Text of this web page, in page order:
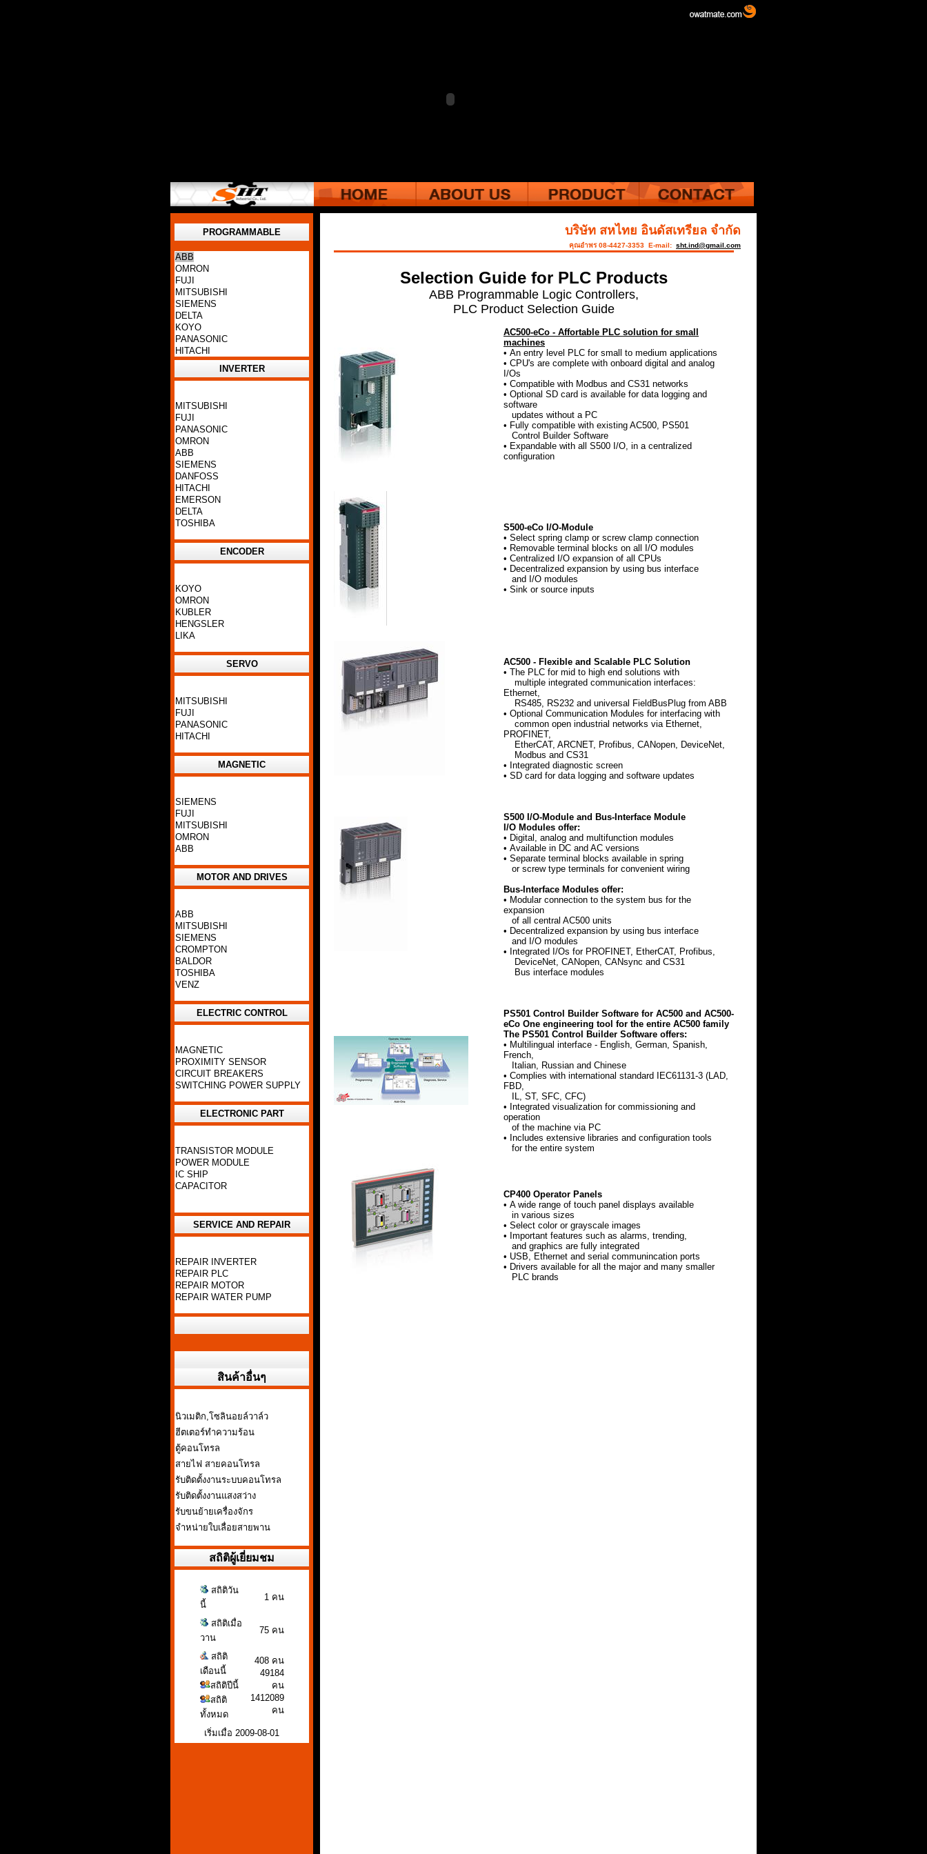
PROGRAMMABLE
ABB
OMRON
FUJI
MITSUBISHI
SIEMENS
DELTA
KOYO
PANASONIC
HITACHI
INVERTER
MITSUBISHI
FUJI
PANASONIC
OMRON
ABB
SIEMENS
DANFOSS
HITACHI
EMERSON
DELTA
TOSHIBA
ENCODER
KOYO
OMRON
KUBLER
HENGSLER
LIKA
SERVO
MITSUBISHI
FUJI
PANASONIC
HITACHI
MAGNETIC
SIEMENS
FUJI
MITSUBISHI
OMRON
ABB
MOTOR AND DRIVES
ABB
MITSUBISHI
SIEMENS
CROMPTON
BALDOR
TOSHIBA
VENZ
ELECTRIC CONTROL
MAGNETIC
PROXIMITY SENSOR
CIRCUIT BREAKERS
SWITCHING POWER SUPPLY
ELECTRONIC PART
TRANSISTOR MODULE
POWER MODULE
IC SHIP
CAPACITOR
SERVICE AND REPAIR
REPAIR INVERTER
REPAIR PLC
REPAIR MOTOR
REPAIR WATER PUMP
สินค้าอื่นๆ
นิวเมติก,โซลินอยล์วาล์ว
ฮีตเตอร์ทำความร้อน
ตู้คอนโทรล
สายไฟ สายคอนโทรล
รับติดตั้งงานระบบคอนโทรล
รับติดตั้งงานแสงสว่าง
รับขนย้ายเครื่องจักร
จำหน่ายใบเลื่อยสายพาน
สถิติผู้เยี่ยมชม
สถิติวัน
นี้
1 คน
สถิติเมื่อ
วาน
75 คน
สถิติ
เดือนนี้
สถิติปีนี้
สถิติ
ทั้งหมด
408 คน
49184
คน
1412089
คน
เริ่มเมื่อ 2009-08-01
บริษัท สหไทย อินดัสเทรียล จำกัด
คุณอำพร 08-4427-3353 E-mail: sht.ind@gmail.com
Selection Guide for PLC Products
ABB Programmable Logic Controllers,
PLC Product Selection Guide
AC500-eCo - Affortable PLC solution for small
machines
• An entry level PLC for small to medium applications
• CPU's are complete with onboard digital and analog
I/Os
• Compatible with Modbus and CS31 networks
• Optional SD card is available for data logging and
software
updates without a PC
• Fully compatible with existing AC500, PS501
Control Builder Software
• Expandable with all S500 I/O, in a centralized
configuration
S500-eCo I/O-Module
• Select spring clamp or screw clamp connection
• Removable terminal blocks on all I/O modules
• Centralized I/O expansion of all CPUs
• Decentralized expansion by using bus interface
and I/O modules
• Sink or source inputs
AC500 - Flexible and Scalable PLC Solution
• The PLC for mid to high end solutions with
multiple integrated communication interfaces:
Ethernet,
RS485, RS232 and universal FieldBusPlug from ABB
• Optional Communication Modules for interfacing with
common open industrial networks via Ethernet,
PROFINET,
EtherCAT, ARCNET, Profibus, CANopen, DeviceNet,
Modbus and CS31
• Integrated diagnostic screen
• SD card for data logging and software updates
S500 I/O-Module and Bus-Interface Module
I/O Modules offer:
• Digital, analog and multifunction modules
• Available in DC and AC versions
• Separate terminal blocks available in spring
or screw type terminals for convenient wiring
Bus-Interface Modules offer:
• Modular connection to the system bus for the
expansion
of all central AC500 units
• Decentralized expansion by using bus interface
and I/O modules
• Integrated I/Os for PROFINET, EtherCAT, Profibus,
DeviceNet, CANopen, CANsync and CS31
Bus interface modules
PS501 Control Builder Software for AC500 and AC500-
eCo One engineering tool for the entire AC500 family
The PS501 Control Builder Software offers:
• Multilingual interface - English, German, Spanish,
French,
Italian, Russian and Chinese
• Complies with international standard IEC61131-3 (LAD,
FBD,
IL, ST, SFC, CFC)
• Integrated visualization for commissioning and
operation
of the machine via PC
• Includes extensive libraries and configuration tools
for the entire system
CP400 Operator Panels
• A wide range of touch panel displays available
in various sizes
• Select color or grayscale images
• Important features such as alarms, trending,
and graphics are fully integrated
• USB, Ethernet and serial communincation ports
• Drivers available for all the major and many smaller
PLC brands